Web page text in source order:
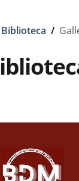
Biblioteca /